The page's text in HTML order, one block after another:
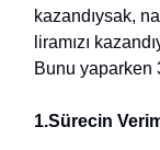
kazandıysak,
liramızı
Bunu yaparken
1.Sürecin